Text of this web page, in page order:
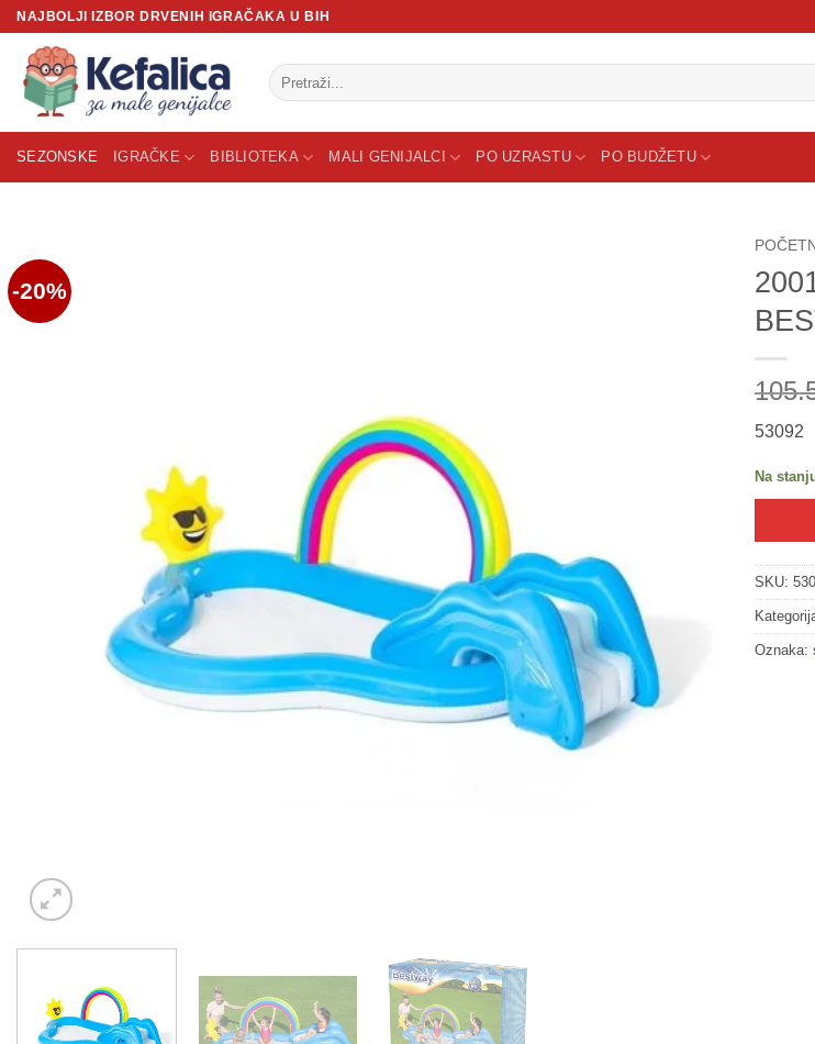
Skip
content
NAJBOLJI IZBOR DRVENIH IGRAČAKA U BIH
Pretraži:
SEZONSKE IGRAČKE BIBLIOTEKA MALI GENIJALCI PO UZRASTU PO BUDŽETU
-20%
53092
Na
SKU:
Oznaka: